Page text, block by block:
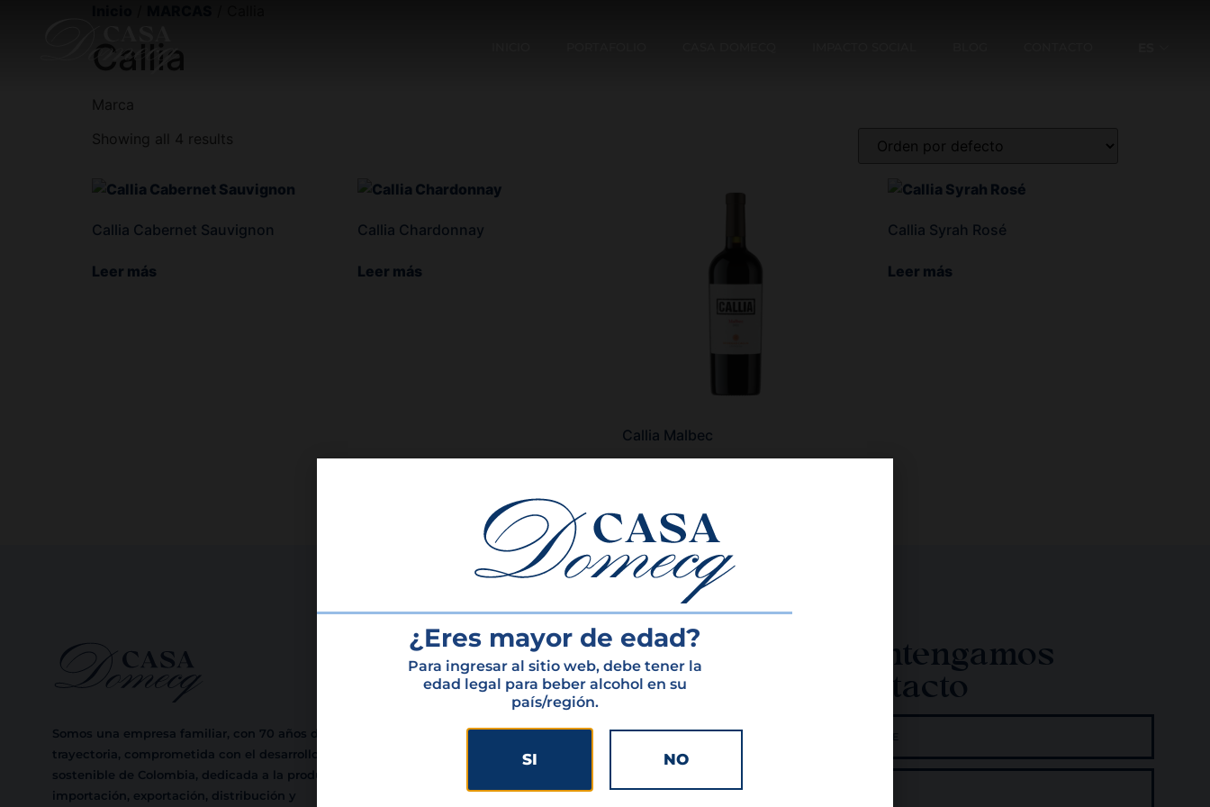
Callia
Marca
Showing all 4 results
Callia Cabernet Sauvignon
Leer más
Callia Chardonnay
Leer más
Callia Malbec
Callia Syrah Rosé
Leer más
Somos una empresa familiar, con 70 años de
trayectoria, comprometida con el desarrollo
sostenible de Colombia, dedicada a la producción,
importación, exportación, distribución y
INICIO
PORTAFOLIO
Mantengamos
contacto
¿Eres mayor de edad?
Para ingresar al sitio web, debe tener la
edad legal para beber alcohol en su
país/región.
SI NO